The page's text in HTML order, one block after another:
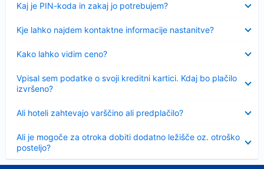
Kaj je PIN-koda in zakaj jo potrebujem?
Kje lahko najdem kontaktne informacije nastanitve?
Kako lahko vidim ceno?
Vpisal sem podatke o svoji kreditni kartici. Kdaj bo plačilo
izvršeno?
Ali hoteli zahtevajo varščino ali predplačilo?
Ali je mogoče za otroka dobiti dodatno ležišče oz. otroško
posteljo?